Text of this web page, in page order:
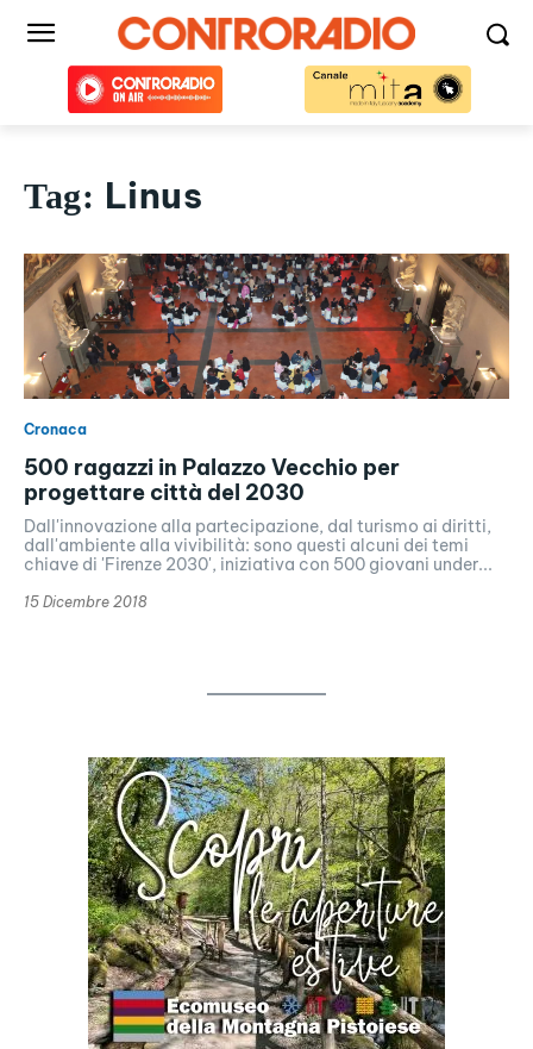
Tag: Linus
Cronaca
500 ragazzi in Palazzo Vecchio per
progettare città del 2030
Dall'innovazione alla partecipazione, dal turismo ai diritti,
dall'ambiente alla vivibilità: sono questi alcuni dei temi
chiave di 'Firenze 2030', iniziativa con 500 giovani under...
15 Dicembre 2018